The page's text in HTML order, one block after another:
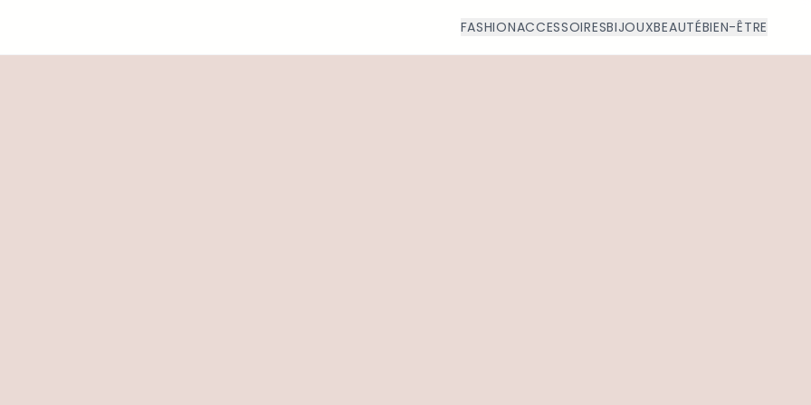
FASHIONACCESSOIRESBIJOUXBEAUTÉBIEN-ÊTRE